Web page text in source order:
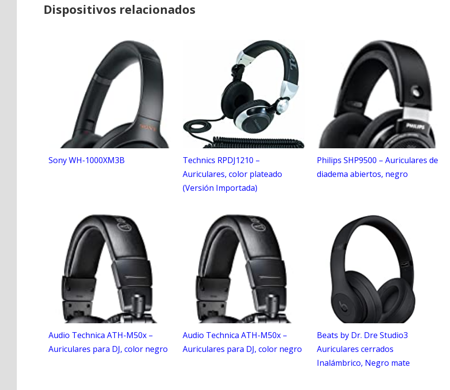
Dispositivos relacionados
Sony WH-1000XM3B
Technics RPDJ1210 –
Auriculares, color plateado
(Versión Importada)
Philips SHP9500 – Auriculares de
diadema abiertos, negro
Audio Technica ATH-M50x –
Auriculares para DJ, color negro
Audio Technica ATH-M50x –
Auriculares para DJ, color negro
Beats by Dr. Dre Studio3
Auriculares cerrados
Inalámbrico, Negro mate